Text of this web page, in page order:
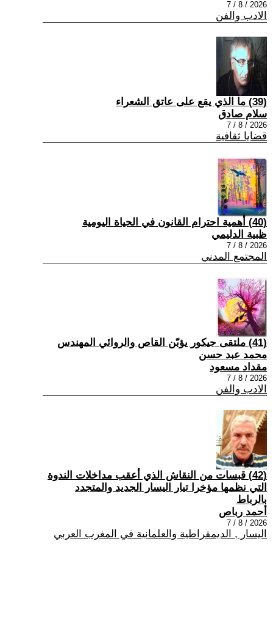
2026 / 8 / 7
الادب والفن
(39) ما الذي يقع على عاتق الشعراء
سلام صادق
2026 / 8 / 7
قضايا ثقافية
(40) أهمية احترام القانون في الحياة اليومية
ظبية الدليمي
2026 / 8 / 7
المجتمع المدني
(41) ملتقى جيكور يؤبّن القاص والروائي المهندس
محمد عبد حسن
مقداد مسعود
2026 / 8 / 7
الادب والفن
(42) قبسات من النقاش الذي أعقب مداخلات الندوة
التي نظمها مؤخرا تيار اليسار الجديد والمتجدد
بالرباط
أحمد رباص
2026 / 8 / 7
اليسار , الديمقراطية والعلمانية في المغرب العربي